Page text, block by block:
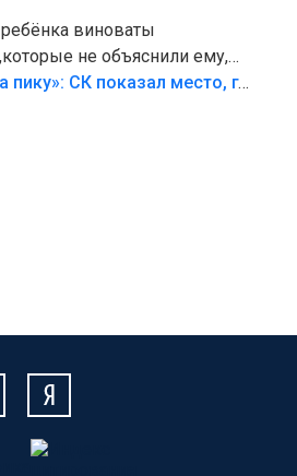
виноваты
не объяснили ему,
хорошо и что такое плохо!
«Попал на пику»: СК показал место, где был смертельно травмирован ребенок в Тольятти